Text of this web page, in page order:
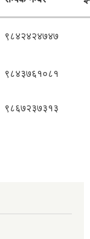
९८४२४२४७४७
९८४३७६१०८१
९८६७२३७३१३